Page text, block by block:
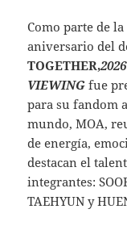
Como parte de
aniversario del
TOGETHER,
VIEWING fue
para su fandom
mundo, MOA,
de energía,
destacan el
integrantes:
TAEHYUN y